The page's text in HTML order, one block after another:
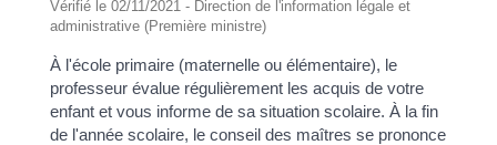
Vérifié le 02/11/2021 - Direction de l'information légale et
administrative (Première ministre)
À l'école primaire (maternelle ou élémentaire), le
professeur évalue régulièrement les acquis de votre
enfant et vous informe de sa situation scolaire. À la fin
de l'année scolaire, le conseil des maîtres se prononce